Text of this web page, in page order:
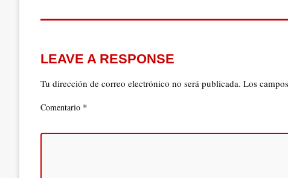
LEAVE A RESPONSE
Tu dirección de correo electrónico no será publicada. Los
Comentario *